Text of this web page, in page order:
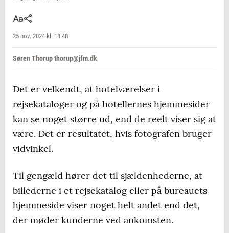
25 nov. 2024 kl. 18:48
Søren Thorup thorup@jfm.dk
Det er velkendt, at hotelværelser i
rejsekataloger og på hotellernes hjemmesider
kan se noget større ud, end de reelt viser sig at
være. Det er resultatet, hvis fotografen bruger
vidvinkel.
Til gengæld hører det til sjældenhederne, at
billederne i et rejsekatalog eller på bureauets
hjemmeside viser noget helt andet end det,
der møder kunderne ved ankomsten.